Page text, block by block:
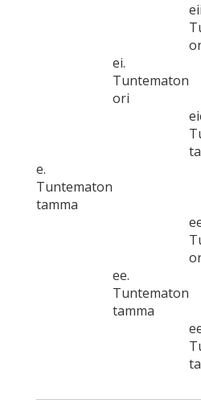
e.
Tuntematon
tamma
ei.
Tuntematon
ori
ee.
Tuntematon
tamma